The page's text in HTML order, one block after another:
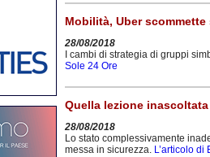
Mobilità, Uber
28/08/2018
I cambi di strategia di gruppi
Sole 24 Ore
Quella lezione
28/08/2018
Lo stato complessivamente
messa in sicurezza. L’articolo di